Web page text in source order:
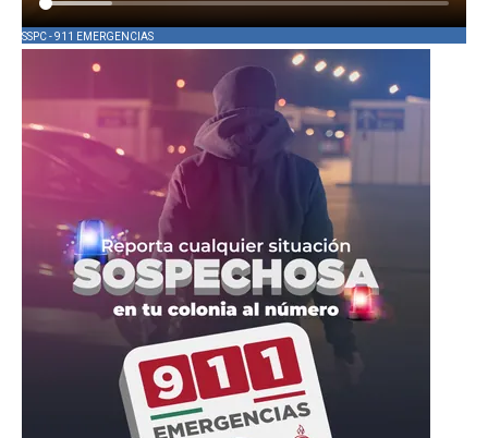
SSPC - 911 EMERGENCIAS